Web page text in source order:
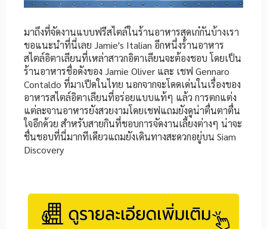
มาถึงที่จัดงานแบบฟรีสไตล์ในร้านอาหารสุดเก๋กันบ้างเรา
ขอแนะนำที่นี่เลย Jamie's Italian อีกหนึ่งร้านอาหาร
สไตล์อิตาเลียนที่เหล่าสาวกอิตาเลียนจะต้องชอบ โดยเป็น
ร้านอาหารชื่อดังของ Jamie Oliver และ เชฟ Gennaro
Contaldo ที่มาเปืดในไทย นอกจากจะโดดเด่นในเรื่องของ
อาหารสไตล์อิตาเลียนที่อร่อยแบบแท้ๆ แล้ว การตกแต่ง
แต่ละจานอาหารยังสวยงามโดยเชฟแถมยังดูน่าตื่นตาตื่น
ใจอีกด้วย สำหรับสายกินที่ชอบการจัดงานเลี้ยงต่างๆ น่าจะ
ชื่นชอบที่นี่มากทีเดียวแถมยังเดินทางสะดวกอยู่บน Siam
Discovery